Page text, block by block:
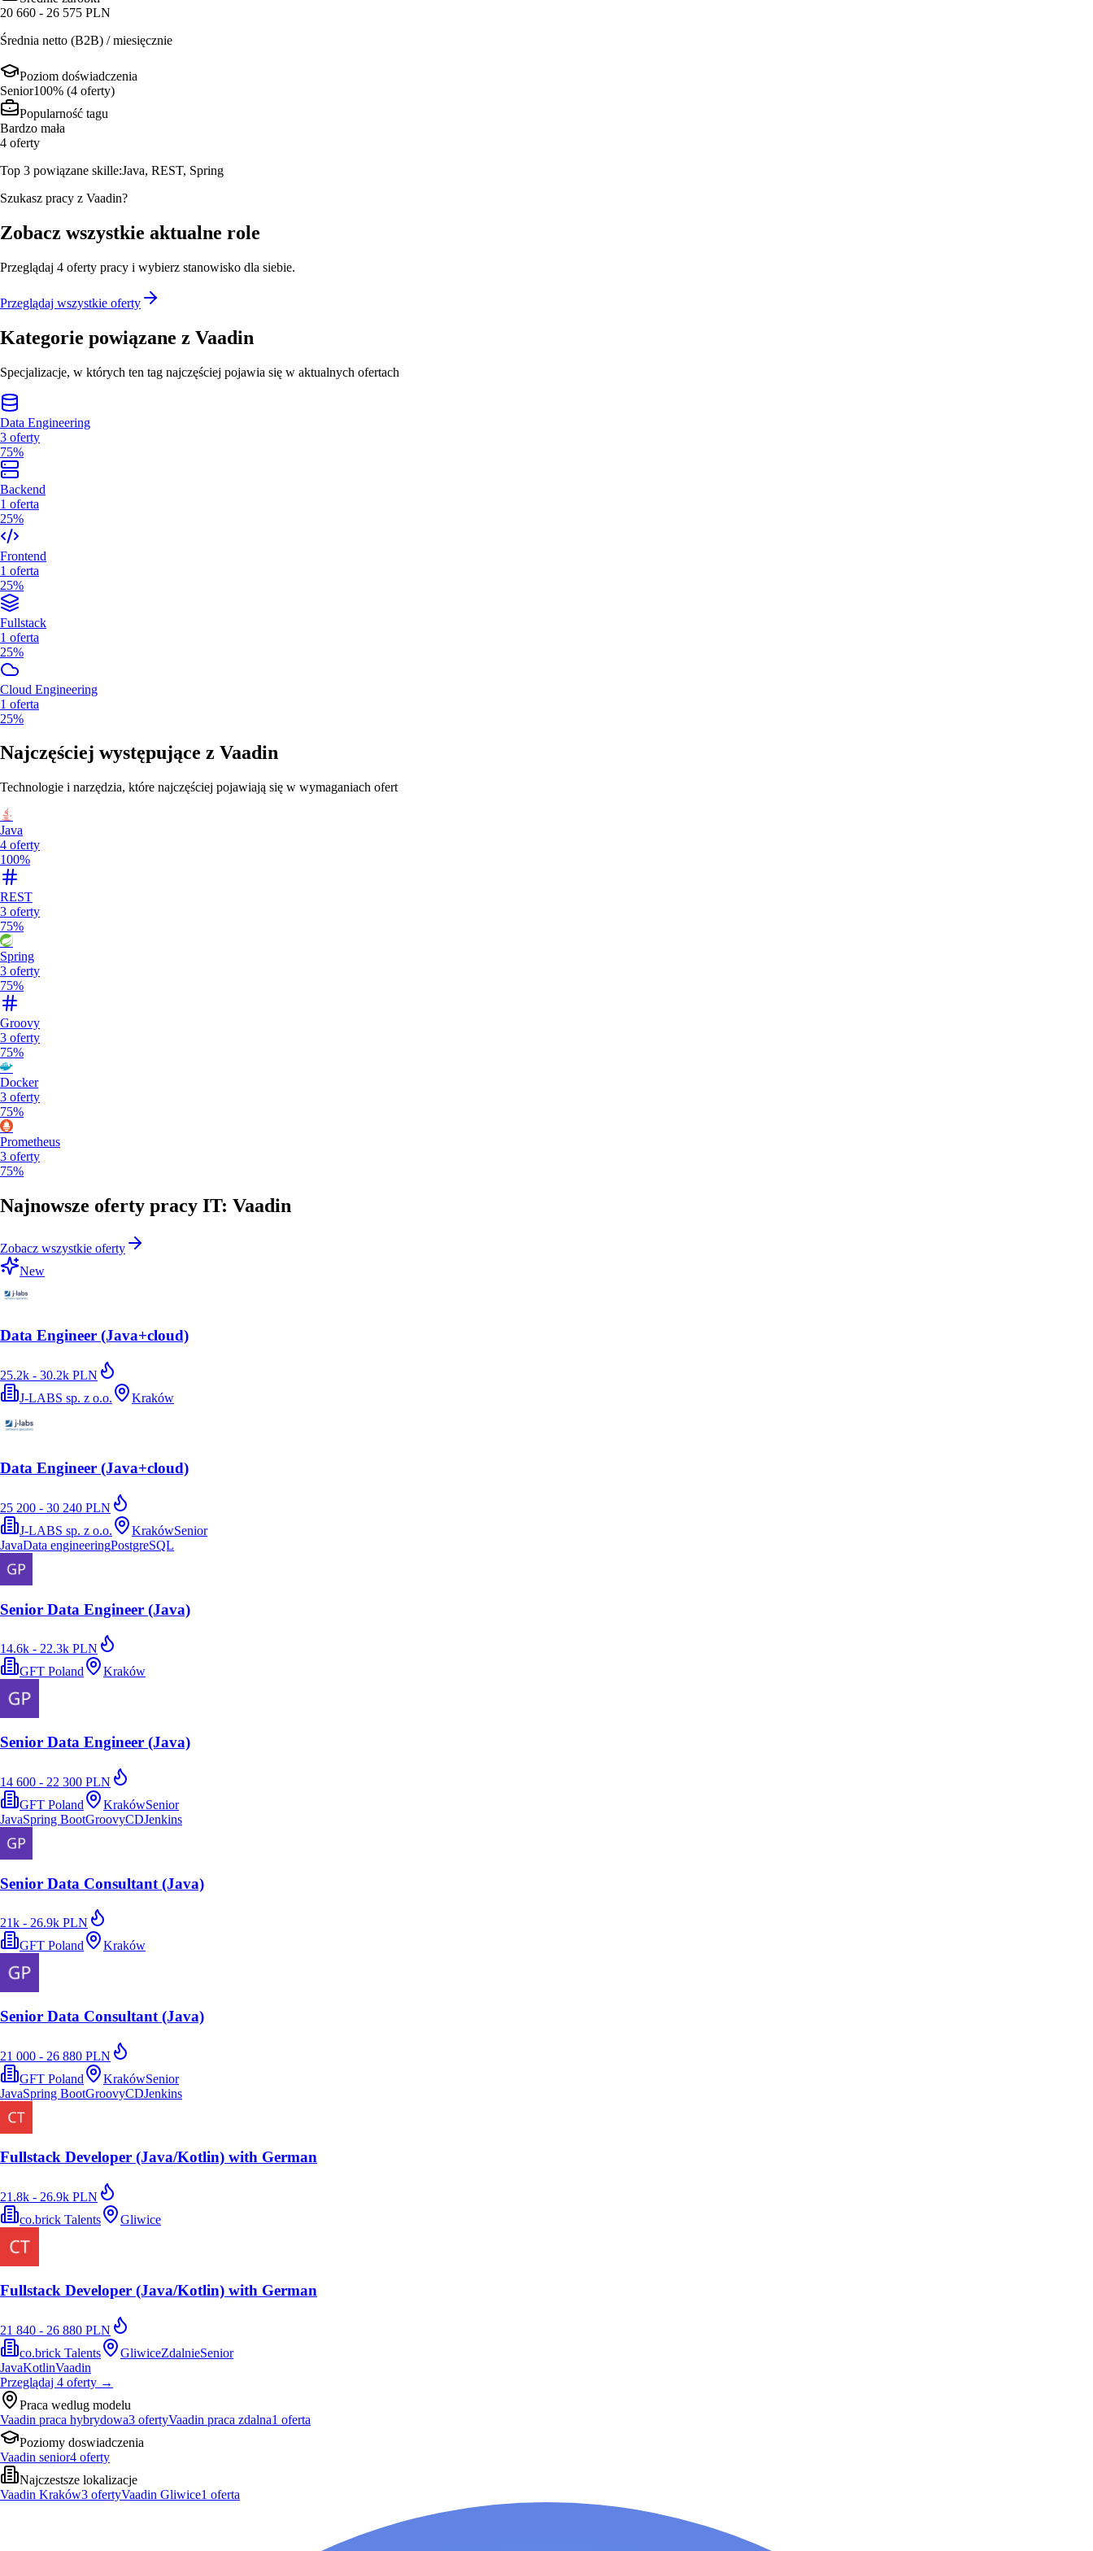
20 660 - 26 575 PLN
Średnia netto (B2B) / miesięcznie
Poziom doświadczenia
Senior100% (4 oferty)
Popularność tagu
Bardzo mała
4 oferty
Top 3 powiązane skille:Java, REST, Spring
Szukasz pracy z Vaadin?
Zobacz wszystkie aktualne role
Przeglądaj 4 oferty pracy i wybierz stanowisko dla siebie.
Przeglądaj wszystkie oferty
Kategorie powiązane z Vaadin
Specjalizacje, w których ten tag najczęściej pojawia się w aktualnych ofertach
Data Engineering
3 oferty
75%
Backend
1 oferta
25%
Frontend
1 oferta
25%
Fullstack
1 oferta
25%
Cloud Engineering
1 oferta
25%
Najczęściej występujące z Vaadin
Technologie i narzędzia, które najczęściej pojawiają się w wymaganiach ofert
Java
4 oferty
100%
REST
3 oferty
75%
Spring
3 oferty
75%
Groovy
3 oferty
75%
Docker
3 oferty
75%
Prometheus
3 oferty
75%
Najnowsze oferty pracy IT: Vaadin
Zobacz wszystkie oferty
New
Data Engineer (Java+cloud)
25.2k - 30.2k PLN
J-LABS sp. z o.o.
Kraków
Data Engineer (Java+cloud)
25 200 - 30 240 PLN
J-LABS sp. z o.o.
KrakówSenior
JavaData engineeringPostgreSQL
Senior Data Engineer (Java)
14.6k - 22.3k PLN
GFT Poland
Kraków
Senior Data Engineer (Java)
14 600 - 22 300 PLN
GFT Poland
KrakówSenior
JavaSpring BootGroovyCDJenkins
Senior Data Consultant (Java)
21k - 26.9k PLN
GFT Poland
Kraków
Senior Data Consultant (Java)
21 000 - 26 880 PLN
GFT Poland
KrakówSenior
JavaSpring BootGroovyCDJenkins
Fullstack Developer (Java/Kotlin) with German
21.8k - 26.9k PLN
co.brick Talents
Gliwice
Fullstack Developer (Java/Kotlin) with German
21 840 - 26 880 PLN
co.brick Talents
GliwiceZdalnieSenior
JavaKotlinVaadin
Przeglądaj 4 oferty →
Praca wedlug modelu
Vaadin praca hybrydowa3 ofertyVaadin praca zdalna1 oferta
Poziomy doswiadczenia
Vaadin senior4 oferty
Najczestsze lokalizacje
Vaadin Kraków3 ofertyVaadin Gliwice1 oferta